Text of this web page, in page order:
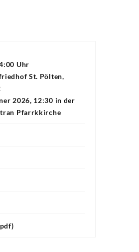
Uhr
St. Pölten,
2026, 12:30 in der
Pfarrkkirche